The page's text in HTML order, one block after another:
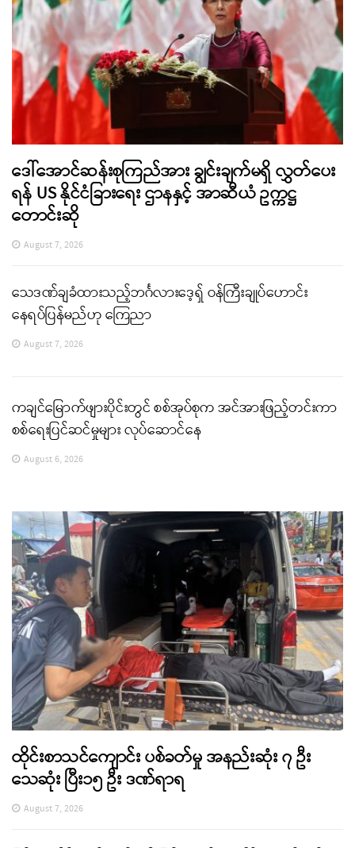
ဒေါ်အောင်ဆန်းစုကြည်အား ချွင်းချက်မရှိ လွှတ်ပေး
ရန် US နိုင်ငံခြားရေး ဌာနနှင့် အာဆီယံ ဥက္ကဋ္ဌ
တောင်းဆို
August 7, 2026
သေဒဏ်ချခံထားသည့်ဘင်္ဂလားဒေ့ရှ် ဝန်ကြီးချုပ်ဟောင်း
နေရပ်ပြန်မည်ဟု ကြေညာ
August 7, 2026
ကချင်မြောက်ဖျားပိုင်းတွင် စစ်အုပ်စုက အင်အားဖြည့်တင်းကာ
စစ်ရေးပြင်ဆင်မှုများ လုပ်ဆောင်နေ
August 6, 2026
ထိုင်းစာသင်ကျောင်း ပစ်ခတ်မှု အနည်းဆုံး ၇ ဦး
သေဆုံး ပြီး၁၅ ဦး ဒဏ်ရာရ
August 7, 2026